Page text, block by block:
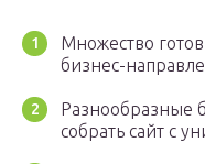
Множество
бизнес-
Разнообразные
собрать сайт с